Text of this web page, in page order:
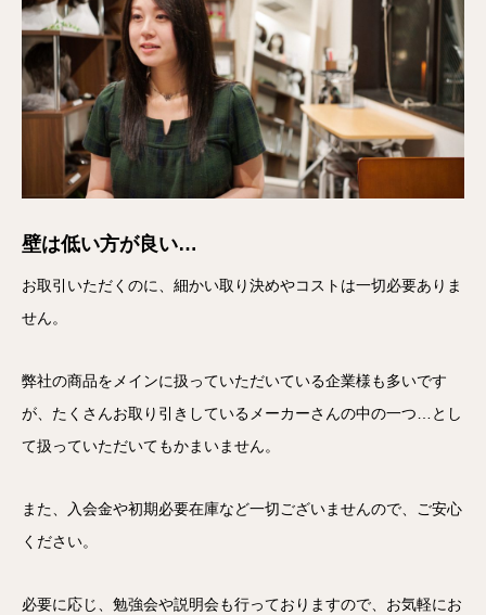
壁は低い方が良い…
お取引いただくのに、細かい取り決めやコストは一切必要ありま
せん。
弊社の商品をメインに扱っていただいている企業様も多いです
が、たくさんお取り引きしているメーカーさんの中の一つ…とし
て扱っていただいてもかまいません。
また、入会金や初期必要在庫など一切ございませんので、ご安心
ください。
必要に応じ、勉強会や説明会も行っておりますので、お気軽にお